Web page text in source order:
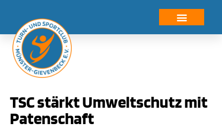
TSC stärkt Umweltschutz mit
Patenschaft